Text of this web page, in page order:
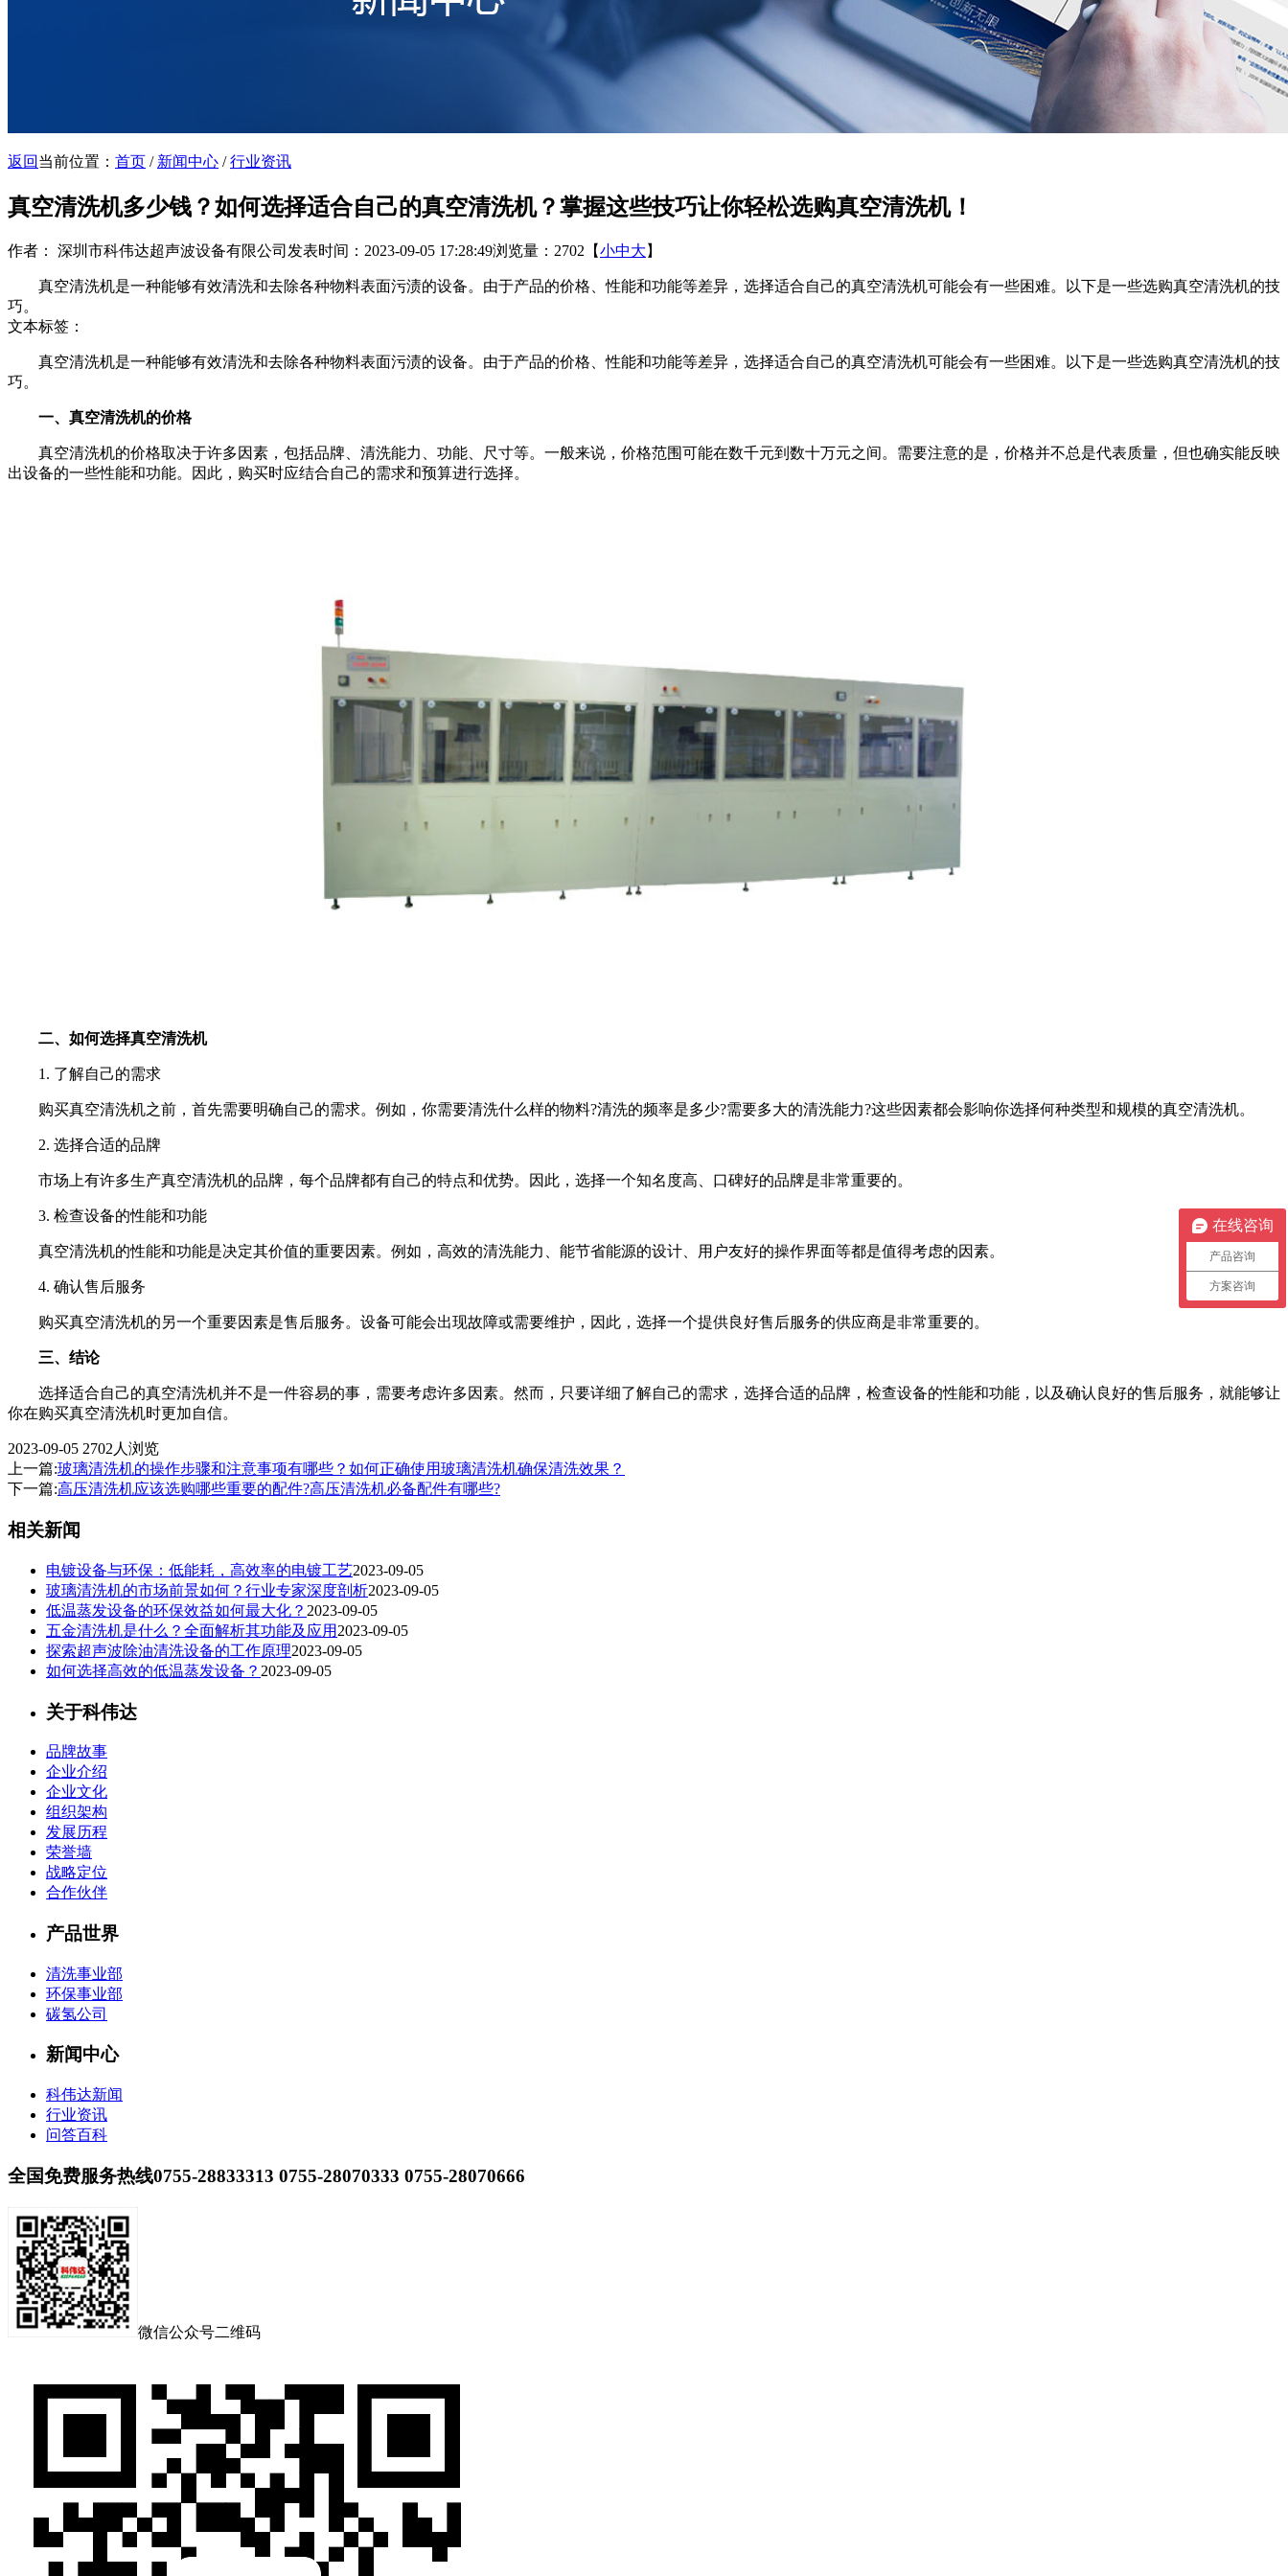
返回 当前位置： 首页 / 新闻中心 /行业资讯
真空清洗机多少钱？如何选择适合自己的真空清洗机？掌握这些技巧让你轻松选购真空清洗机！
作者： 深圳市科伟达超声波设备有限公司 发表时间：2023-09-05 17:28:49浏览量：2702 【小中大 】
真空清洗机是一种能够有效清洗和去除各种物料表面污渍的设备。由于产品的价格、性能和功能等差异，选择适合自己的真空清洗机可能会有一些困难。以下是一些选购真空清洗机的技
巧。
文本标签：
真空清洗机是一种能够有效清洗和去除各种物料表面污渍的设备。由于产品的价格、性能和功能等差异，选择适合自己的真空清洗机可能会有一些困难。以下是一些选购真空清洗机的技
巧。
一、真空清洗机的价格
真空清洗机的价格取决于许多因素，包括品牌、清洗能力、功能、尺寸等。一般来说，价格范围可能在数千元到数十万元之间。需要注意的是，价格并不总是代表质量，但也确实能反映
出设备的一些性能和功能。因此，购买时应结合自己的需求和预算进行选择。
二、如何选择真空清洗机
1. 了解自己的需求
购买真空清洗机之前，首先需要明确自己的需求。例如，你需要清洗什么样的物料?清洗的频率是多少?需要多大的清洗能力?这些因素都会影响你选择何种类型和规模的真空清洗机。
2. 选择合适的品牌
市场上有许多生产真空清洗机的品牌，每个品牌都有自己的特点和优势。因此，选择一个知名度高、口碑好的品牌是非常重要的。
3. 检查设备的性能和功能
真空清洗机的性能和功能是决定其价值的重要因素。例如，高效的清洗能力、能节省能源的设计、用户友好的操作界面等都是值得考虑的因素。
4. 确认售后服务
购买真空清洗机的另一个重要因素是售后服务。设备可能会出现故障或需要维护，因此，选择一个提供良好售后服务的供应商是非常重要的。
三、结论
选择适合自己的真空清洗机并不是一件容易的事，需要考虑许多因素。然而，只要详细了解自己的需求，选择合适的品牌，检查设备的性能和功能，以及确认良好的售后服务，就能够让
你在购买真空清洗机时更加自信。
2023-09-05 2702人浏览
上一篇:玻璃清洗机的操作步骤和注意事项有哪些？如何正确使用玻璃清洗机确保清洗效果？
下一篇:高压清洗机应该选购哪些重要的配件?高压清洗机必备配件有哪些?
相关新闻
电镀设备与环保：低能耗，高效率的电镀工艺2023-09-05
玻璃清洗机的市场前景如何？行业专家深度剖析2023-09-05
低温蒸发设备的环保效益如何最大化？ 2023-09-05
五金清洗机是什么？全面解析其功能及应用 2023-09-05
探索超声波除油清洗设备的工作原理2023-09-05
如何选择高效的低温蒸发设备？ 2023-09-05
关于科伟达
品牌故事
企业介绍
企业文化
组织架构
发展历程
荣誉墙
战略定位
合作伙伴
产品世界
清洗事业部
环保事业部
碳氢公司
新闻中心
科伟达新闻
行业资讯
问答百科
全国免费服务热线0755-28833313 0755-28070333 0755-28070666
微信公众号二维码
在线咨询
产品咨询
方案咨询